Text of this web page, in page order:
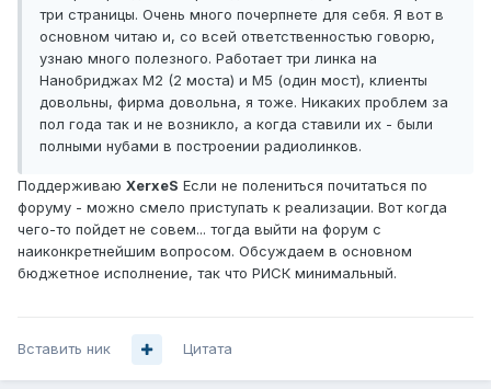
три страницы. Очень много почерпнете для себя. Я вот в
основном читаю и, со всей ответственностью говорю,
узнаю много полезного. Работает три линка на
Нанобриджах М2 (2 моста) и М5 (один мост), клиенты
довольны, фирма довольна, я тоже. Никаких проблем за
пол года так и не возникло, а когда ставили их - были
полными нубами в построении радиолинков.
Поддерживаю XerxeS Если не полениться почитаться по
форуму - можно смело приступать к реализации. Вот когда
чего-то пойдет не совем... тогда выйти на форум с
наиконкретнейшим вопросом. Обсуждаем в основном
бюджетное исполнение, так что РИСК минимальный.
Вставить ник Цитата